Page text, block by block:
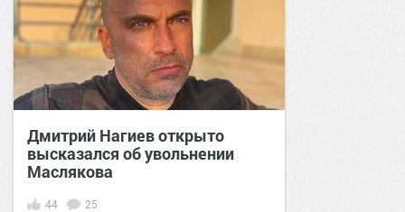
Дмитрий Нагиев открыто
высказался об увольнении
Маслякова
44 25